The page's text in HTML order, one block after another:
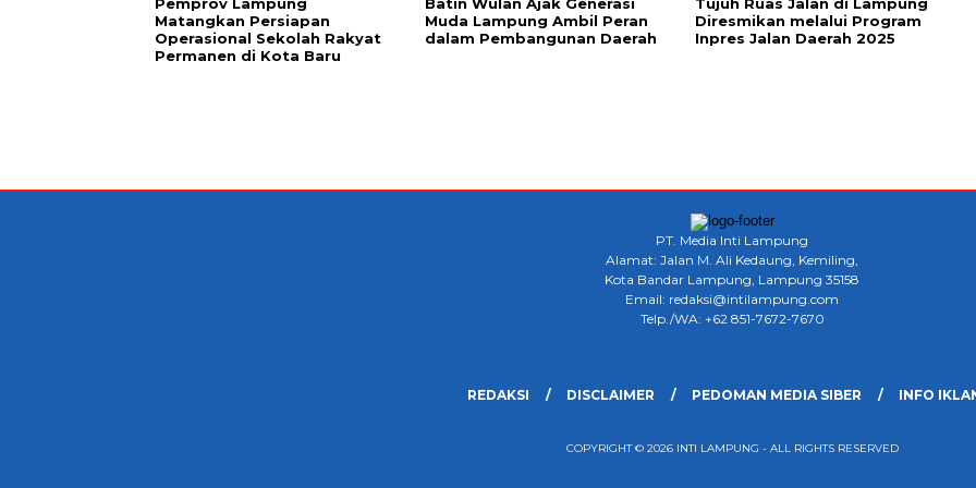
Matangkan Persiapan
Operasional Sekolah Rakyat
Permanen di Kota Baru
Muda Lampung Ambil Peran
dalam Pembangunan Daerah
Diresmikan melalui Program
Inpres Jalan Daerah 2025
PT. Media Inti Lampung
Alamat: Jalan M. Ali Kedaung, Kemiling,
Kota Bandar Lampung, Lampung 35158
Email: redaksi@intilampung.com
Telp./WA: +62 851-7672-7670
REDAKSI DISCLAIMER PEDOMAN MEDIA SIBER INFO
COPYRIGHT © 2026 INTI LAMPUNG - ALL RIGHTS RESERVED